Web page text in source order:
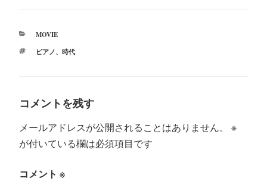
r
カ
ゴ
MOVIE
タ
ピアノ、 時代
コメントを残す
メールアドレスが公開されることはありません。
※
が付いている欄は必須項目です
コメント ※